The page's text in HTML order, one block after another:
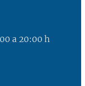
a 20:00 h